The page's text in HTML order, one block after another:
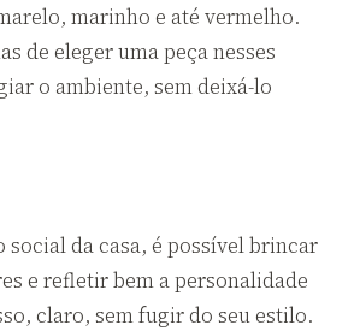
marinho e até vermelho.
de eleger uma peça nesses
o ambiente, sem deixá-lo
social da casa, é possível brincar
e refletir bem a personalidade
claro, sem fugir do seu estilo.